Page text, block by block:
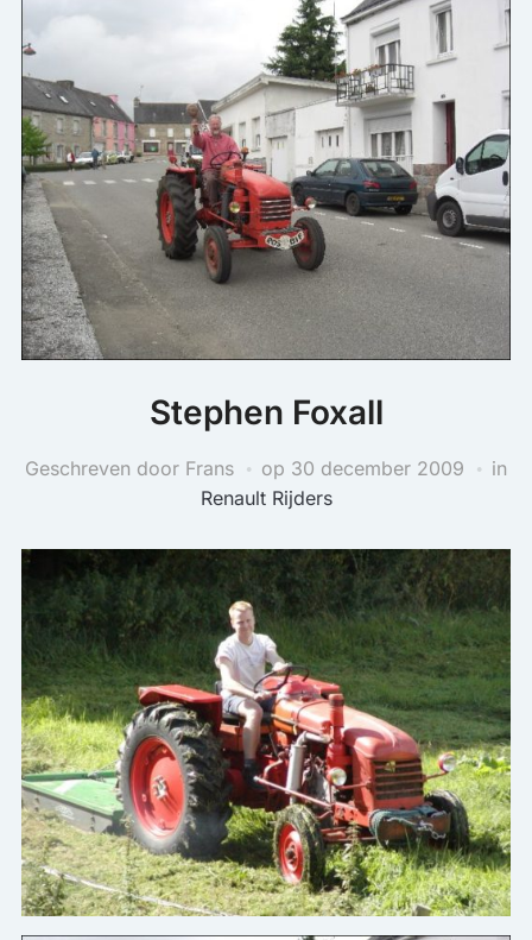
Stephen Foxall
Geschreven door Frans op 30 december 2009
in
Renault Rijders